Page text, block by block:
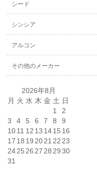
シード
シンシア
アルコン
その他のメーカー
2026年8月
月 火 水 木 金 土 日
1
2
3
4 5 6 7 8
9
1011 12 13 1415 16
17 18 19 2021 22 23
2425 26 27 28 29 30
31